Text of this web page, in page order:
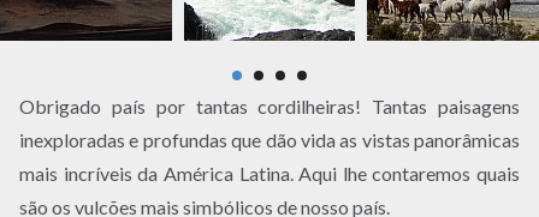
Obrigado país por tantas cordilheiras! Tantas paisagens
inexploradas e profundas que dão vida as vistas panorâmicas
mais incríveis da América Latina. Aqui lhe contaremos quais
são os vulcões mais simbólicos de nosso país.